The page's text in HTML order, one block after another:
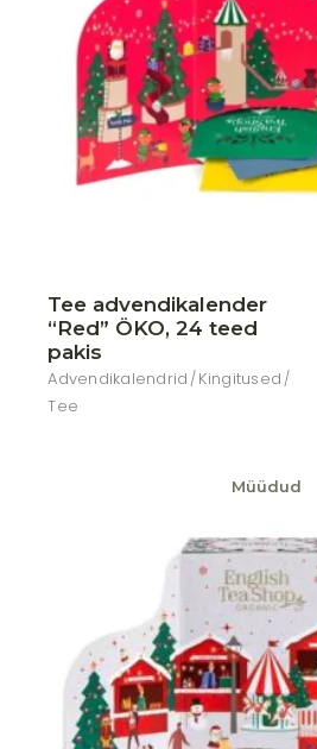
Tee advendikalender
“Red” ÖKO, 24 teed
pakis
Advendikalendrid Kingitused
Tee
Müüdud